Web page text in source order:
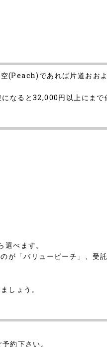
(Peach)であれば片道おお
なると32,000円以上にまで
べます。
が「バリューピーチ」、受
しょう。
約下さい。